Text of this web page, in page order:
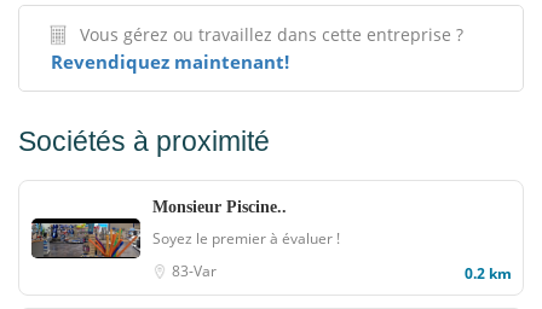
Vous gérez ou travaillez dans cette entreprise ?
Revendiquez maintenant!
Sociétés à proximité
Monsieur Piscine..
Soyez le premier à évaluer !
83-Var
0.2 km